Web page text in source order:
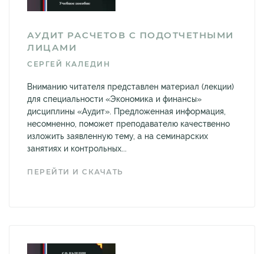
АУДИТ РАСЧЕТОВ С ПОДОТЧЕТНЫМИ
ЛИЦАМИ
СЕРГЕЙ КАЛЕДИН
Вниманию читателя представлен материал (лекции)
для специальности «Экономика и финансы»
дисциплины «Аудит». Предложенная информация,
несомненно, поможет преподавателю качественно
изложить заявленную тему, а на семинарских
занятиях и контрольных...
ПЕРЕЙТИ И СКАЧАТЬ